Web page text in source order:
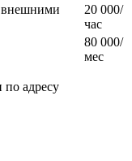
внешними
20 000/
час
80 000/
мес
по адресу